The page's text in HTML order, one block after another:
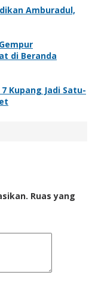
Amburadul,
di Beranda
Kupang Jadi Satu-
Ruas yang